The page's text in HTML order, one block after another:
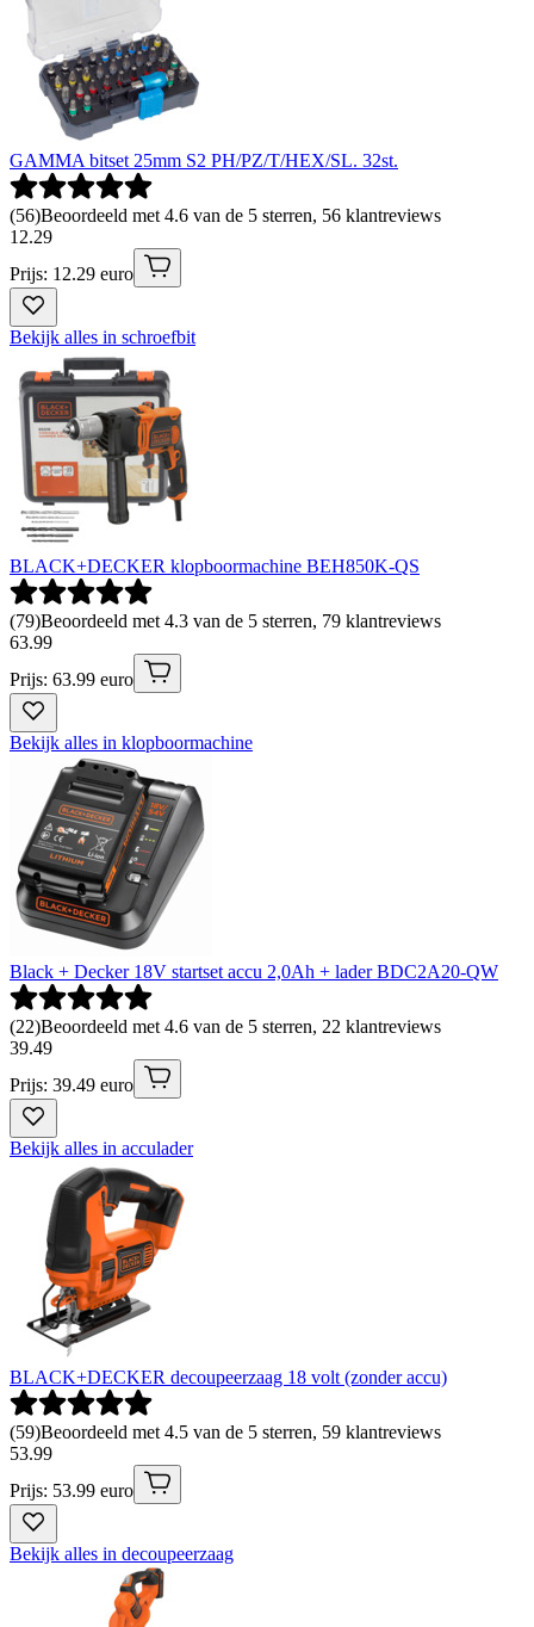
GAMMA bitset 25mm S2 PH/PZ/T/HEX/SL. 32st.
(56)Beoordeeld met 4.6 van de 5 sterren, 56 klantreviews
12.29
Prijs: 12.29 euro
Bekijk alles in schroefbit
BLACK+DECKER klopboormachine BEH850K-QS
(79)Beoordeeld met 4.3 van de 5 sterren, 79 klantreviews
63.99
Prijs: 63.99 euro
Bekijk alles in klopboormachine
Black + Decker 18V startset accu 2,0Ah + lader BDC2A20-QW
(22)Beoordeeld met 4.6 van de 5 sterren, 22 klantreviews
39.49
Prijs: 39.49 euro
Bekijk alles in acculader
BLACK+DECKER decoupeerzaag 18 volt (zonder accu)
(59)Beoordeeld met 4.5 van de 5 sterren, 59 klantreviews
53.99
Prijs: 53.99 euro
Bekijk alles in decoupeerzaag